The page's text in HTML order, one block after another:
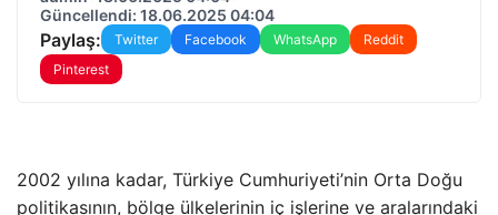
Güncellendi: 18.06.2025 04:04
Paylaş: Twitter Facebook WhatsApp
Reddit
Pinterest
2002 yılına kadar, Türkiye Cumhuriyeti’nin Orta Doğu
politikasının, bölge ülkelerinin iç işlerine ve aralarındaki